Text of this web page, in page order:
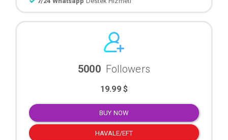
5000 Followers
19.99 $
BUY NOW
HAVALE/EFT